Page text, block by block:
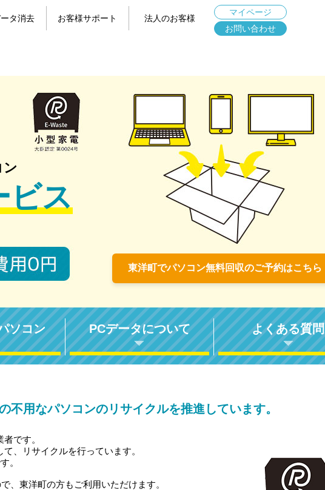
タ消去 お客様サポート 法人のお客様
マイページ
お問い合わせ
東洋町でパソコン無料回収のご予約はこちら
ン
ビス
ソコン PCデータについて よくある質問
不用なパソコンのリサイクルを推進しています。
です。
、リサイクルを行っています。
。
、東洋町の方もご利用いただけます。